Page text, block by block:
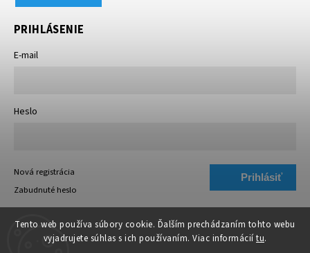
Tento web používa súbory cookie. Ďalším prechádzaním tohto webu
vyjadrujete súhlas s ich používaním. Viac informácií tu.
PRIHLÁSENIE
E-mail
Heslo
Prihlásiť
Nová registrácia
Zabudnuté heslo